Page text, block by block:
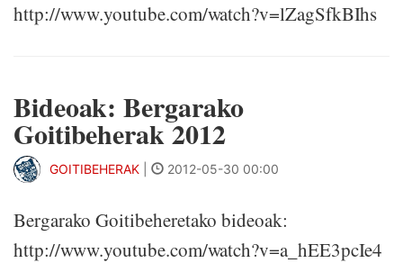
http://www.youtube.com/watch?v=lZagSfkBIhs
Bideoak: Bergarako
Goitibeherak 2012
GOITIBEHERAK 2012-05-30 00:00
Bergarako Goitibeheretako bideoak:
http://www.youtube.com/watch?v=a_hEE3pcIe4